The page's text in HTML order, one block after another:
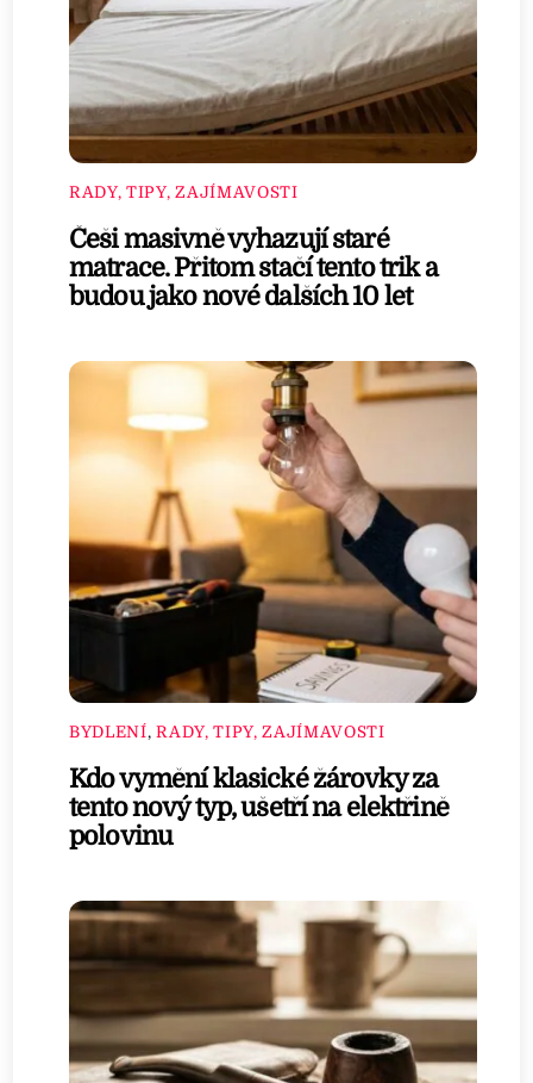
RADY, TIPY, ZAJÍMAVOSTI
Češi masivně vyhazují staré
matrace. Přitom stačí tento trik a
budou jako nové dalších 10 let
BYDLENÍ,RADY, TIPY, ZAJÍMAVOSTI
Kdo vymění klasické žárovky za
tento nový typ, ušetří na elektřině
polovinu